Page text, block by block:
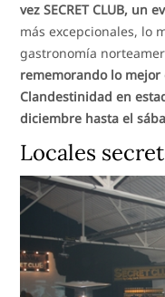
vez SECRET CLUB, un
más excepcionales, lo
gastronomía
rememorando lo mejor
Clandestinidad en
diciembre hasta el
Locales